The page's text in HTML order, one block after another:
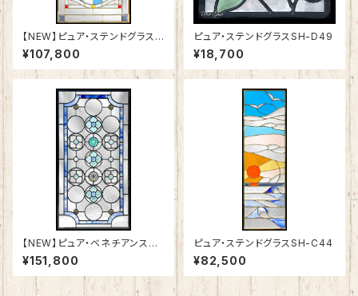
【NEW】ピュア・ステンドグラスS
H-A51
¥107,800
ピュア・ステンドグラスSH-D49
¥18,700
【NEW】ピュア・ベネチアンステ
ンドグラスSH-VA03
¥151,800
ピュア・ステンドグラスSH-C44
¥82,500